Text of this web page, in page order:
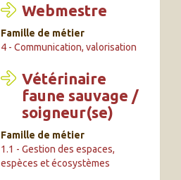
Webmestre
Famille de métier
4 - Communication, valorisation
Vétérinaire
faune sauvage /
soigneur(se)
Famille de métier
1.1 - Gestion des espaces,
espèces et écosystèmes